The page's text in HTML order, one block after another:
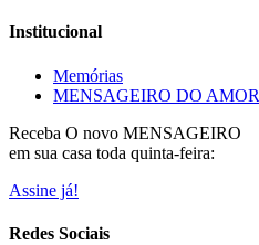
Institucional
Memórias
MENSAGEIRO DO AMOR
Receba O novo MENSAGEIRO
em sua casa toda quinta-feira:
Assine já!
Redes Sociais